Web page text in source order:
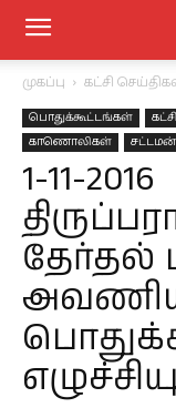
முகப்பு கட்சி
பொதுக்கூட்டங்கள்
காணொலிகள்
1-11-2016
தேர்தல்